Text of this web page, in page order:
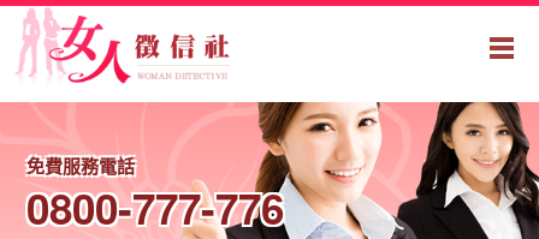
免費服務電話
0800-777-776